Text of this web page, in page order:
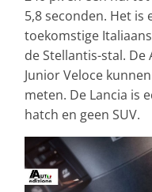
5,8 seconden. Het is
toekomstige
de Stellantis-stal. De
Junior Veloce
meten. De Lancia is
hatch en geen SUV.